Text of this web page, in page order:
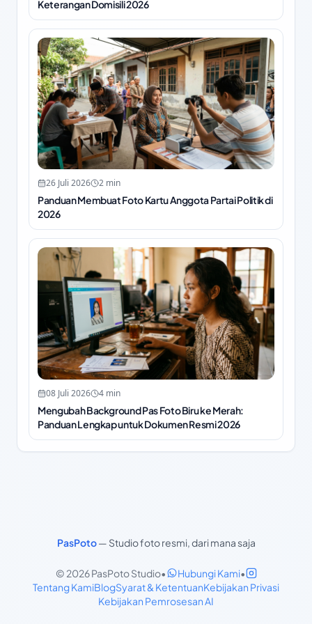
Keterangan Domisili 2026
26 Juli 2026 2 min
Panduan Membuat Foto Kartu Anggota Partai Politik di
2026
08 Juli 2026 4 min
Mengubah Background Pas Foto Biru ke Merah:
Panduan Lengkap untuk Dokumen Resmi 2026
PasPoto— Studio foto resmi, dari mana saja
© 2026 PasPoto Studio• Hubungi Kami•
Tentang KamiBlogSyarat & KetentuanKebijakan Privasi
Kebijakan Pemrosesan AI